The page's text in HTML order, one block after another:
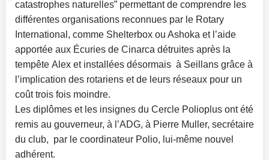
catastrophes naturelles” permettant de comprendre les
différentes organisations reconnues par le Rotary
International, comme Shelterbox ou Ashoka et l’aide
apportée aux Écuries de Cinarca détruites après la
tempête Alex et installées désormais à Seillans grâce à
l’implication des rotariens et de leurs réseaux pour un
coût trois fois moindre.
Les diplômes et les insignes du Cercle Polioplus ont été
remis au gouverneur, à l’ADG, à Pierre Muller, secrétaire
du club, par le coordinateur Polio, lui-même nouvel
adhérent.